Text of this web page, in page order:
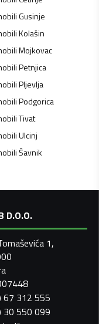
Gusinje
Kolašin
Mojkovac
Petnjica
Pljevlja
Podgorica
Tivat
Ulcinj
Šavnik
D.O.O.
1,
67 312 555
30 550 099